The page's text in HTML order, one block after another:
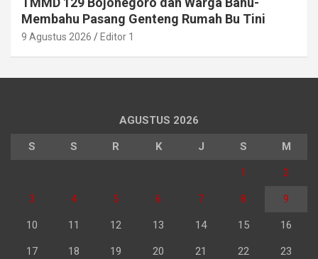
Membahu Pasang Genteng Rumah Bu Tini
9 Agustus 2026 Editor 1
AGUSTUS 2026
S S R K J S M
1 2
3 4 5 6 7 8 9
10 11 12 13 14 15 16
17 18 19 20 21 22 23